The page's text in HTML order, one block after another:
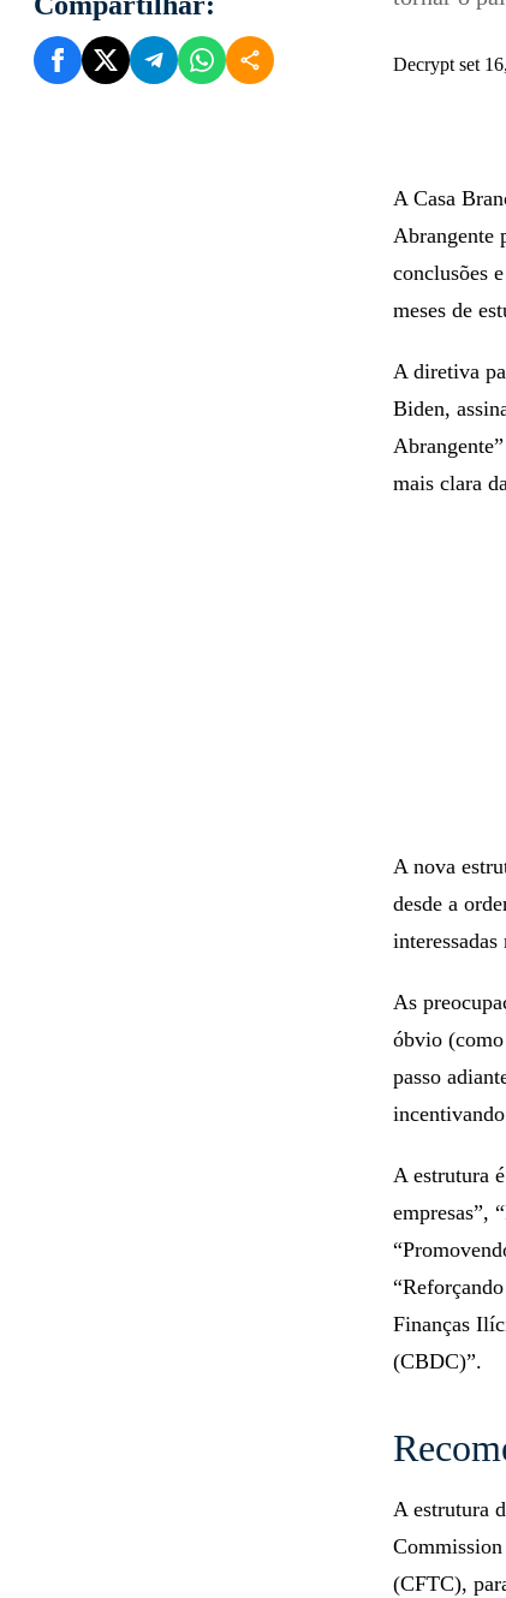
Decrypt set
A Casa
Abrangente
conclusões
meses de
A diretiva
Biden,
mais clara
A nova
desde a
As
óbvio
passo
A estrutura
empresas”,
Finanças
(CBDC)”.
A estrutura
(CFTC),